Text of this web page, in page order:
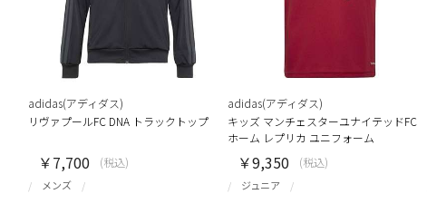
adidas(アディダス)
リヴァプールFC DNA トラックトップ
メンズ
￥7,700 (税込)
adidas(アディダス)
キッズ マンチェスターユナイテッドFC
ホーム レプリカ ユニフォーム
ジュニア
￥9,350 (税込)